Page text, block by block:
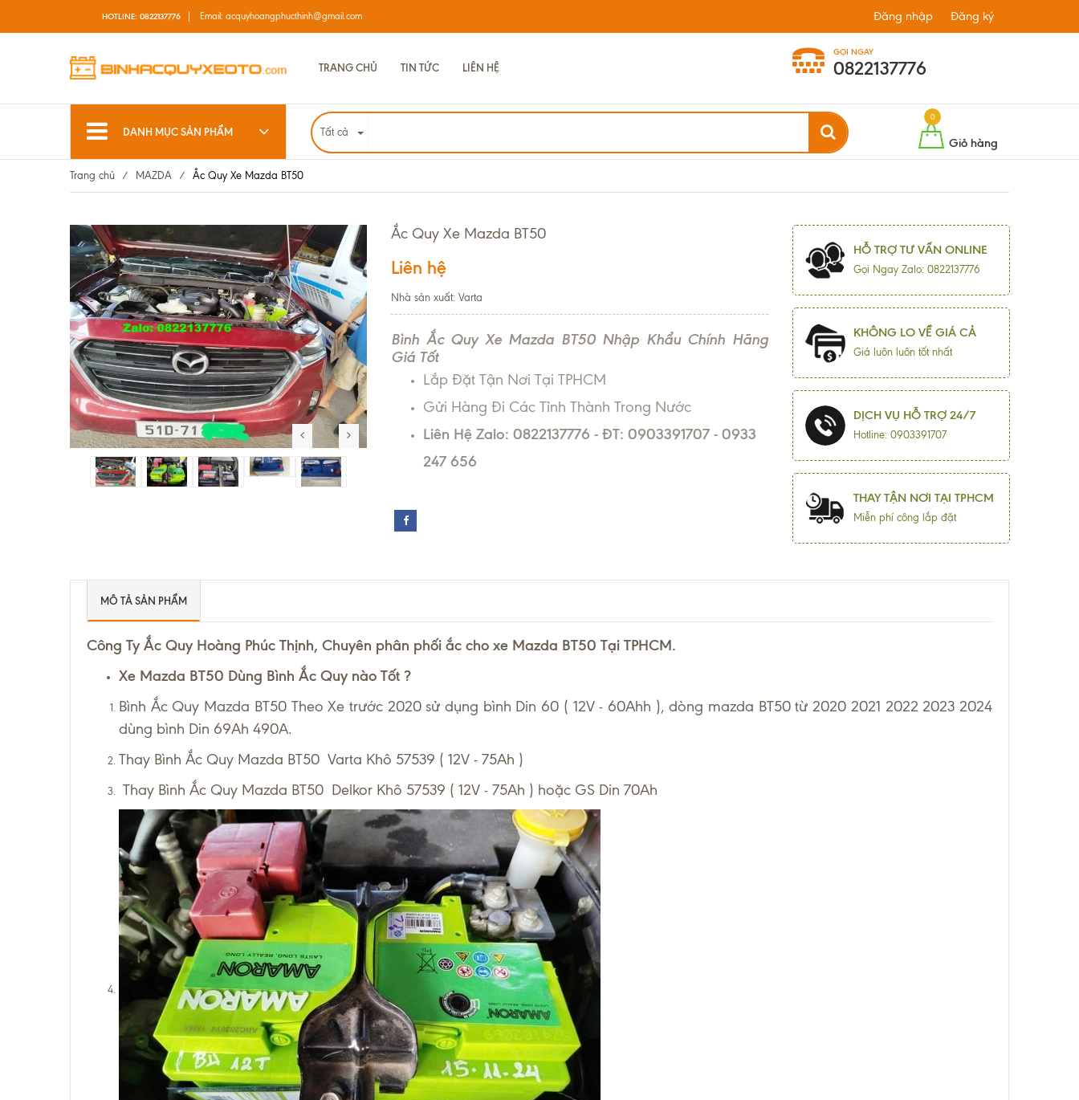
HOTLINE: 0822137776 Email: acquyhoangphucthinh@gmail.com Đăng nhập Đăng ký
TRANG CHỦ TIN TỨC LIÊN HỆ
GỌI NGAY
0822137776
DANH MỤC SẢN PHẨM Tất cả
0
Giỏ hàng
Trang chủ / MAZDA / Ắc Quy Xe Mazda BT50
Ắc Quy Xe Mazda BT50
Liên hệ
Nhà sản xuất: Varta
Bình Ắc Quy Xe Mazda BT50 Nhập Khẩu Chính Hãng
Giá Tốt
Lắp Đặt Tận Nơi Tại TPHCM
Gửi Hàng Đi Các Tỉnh Thành Trong Nước
Liên Hệ Zalo: 0822137776 - ĐT: 0903391707 - 0933
247 656
HỖ TRỢ TƯ VẤN ONLINE
Gọi Ngay Zalo: 0822137776
KHÔNG LO VỀ GIÁ CẢ
Giá luôn luôn tốt nhất
DỊCH VỤ HỖ TRỢ 24/7
Hotline: 0903391707
THAY TẬN NƠI TẠI TPHCM
Miễn phí công lắp đặt
MÔ TẢ SẢN PHẨM
Công Ty Ắc Quy Hoàng Phúc Thịnh, Chuyên phân phối ắc cho xe Mazda BT50 Tại TPHCM.
Xe Mazda BT50 Dùng Bình Ắc Quy nào Tốt ?
Bình Ắc Quy Mazda BT50 Theo Xe trước 2020 sử dụng bình Din 60 ( 12V - 60Ahh ), dòng mazda BT50 từ 2020 2021 2022 2023 2024
dùng bình Din 69Ah 490A.
Thay Bình Ắc Quy Mazda BT50 Varta Khô 57539 ( 12V - 75Ah )
Thay Bình Ắc Quy Mazda BT50 Delkor Khô 57539 ( 12V - 75Ah ) hoặc GS Din 70Ah